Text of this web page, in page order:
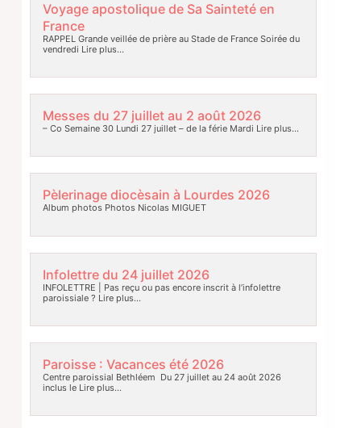
Voyage apostolique de Sa Sainteté en
France
RAPPEL Grande veillée de prière au Stade de France Soirée du
vendredi Lire plus…
Messes du 27 juillet au 2 août 2026
– Co Semaine 30 Lundi 27 juillet – de la férie Mardi Lire plus…
Pèlerinage diocèsain à Lourdes 2026
Album photos Photos Nicolas MIGUET
Infolettre du 24 juillet 2026
INFOLETTRE | Pas reçu ou pas encore inscrit à l’infolettre
paroissiale ? Lire plus…
Paroisse : Vacances été 2026
Centre paroissial Bethléem Du 27 juillet au 24 août 2026
inclus leLire plus…